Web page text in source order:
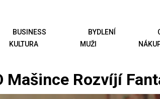
BUSINESS BYDLENÍ
KULTURA
MUŽI
Mašince Rozvíjí